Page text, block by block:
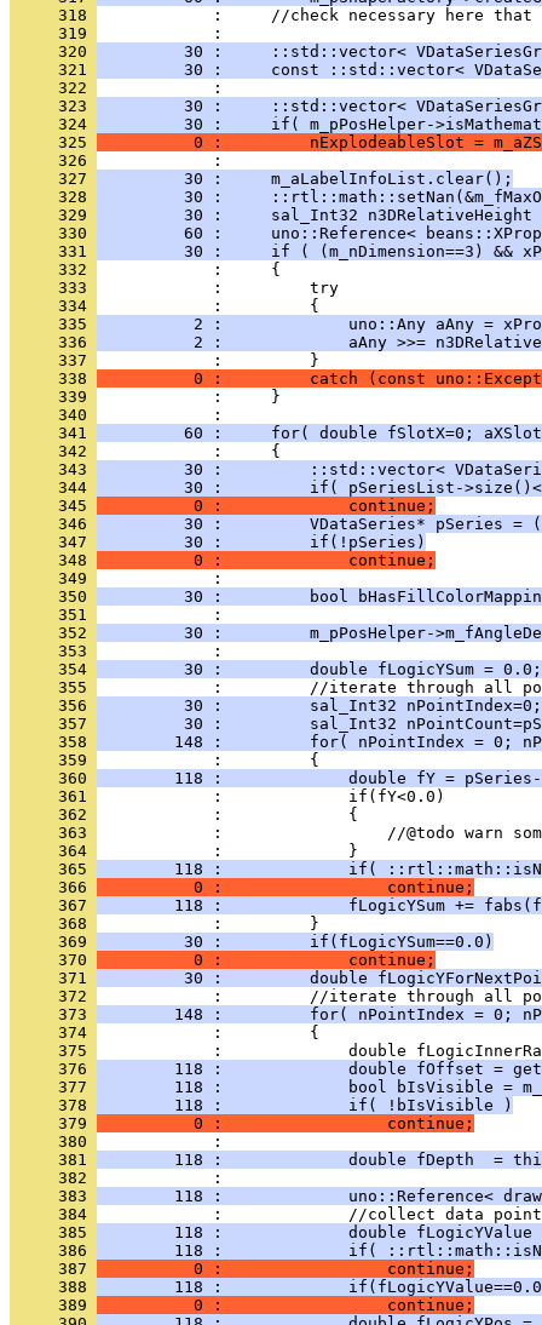
     318
     319
     320
30 :     ::std::vector<
     321
30 :     const ::std::vector<
     322
     323
30 :     ::std::vector<
     324
30 :     if( m_pPosHelper-
     325
0 :         nExplodeableSlot =
     326
     327
         30 :     m_aLabelInfoList.clear();
     328
30 :
     329
30 :     sal_Int32 n3DRelativeHeight
     330
60 :     uno::Reference<
     331
30 :     if ( (m_nDimension==3) &&
     332
     333
     334
     335
2 :             uno::Any aAny =
     336
2 :             aAny >>=
     337
     338
0 :         catch (const
     339
     340
     341
60 :     for( double fSlotX=0;
     342
     343
30 :         ::std::vector<
     344
30 :         if( pSeriesList-
     345
          0 :             continue;
     346
30 :         VDataSeries* pSeries =
     347
         30 :         if(!pSeries)
     348
          0 :             continue;
     349
     350
30 :         bool
     351
     352
30 :         m_pPosHelper-
     353
     354
         30 :         double fLogicYSum = 0.0;
     355
     356
         30 :         sal_Int32 nPointIndex=0;
     357
30 :         sal_Int32
     358
148 :         for( nPointIndex = 0;
     359
     360
118 :             double fY =
     361
     362
     363
     364
     365
118 :             if(
     366
          0 :                 continue;
     367
118 :             fLogicYSum +=
     368
     369
         30 :         if(fLogicYSum==0.0)
     370
          0 :             continue;
     371
30 :         double
     372
     373
148 :         for( nPointIndex = 0;
     374
     375
     376
118 :             double fOffset =
     377
118 :             bool bIsVisible =
     378
        118 :             if( !bIsVisible )
     379
          0 :                 continue;
     380
     381
118 :             double fDepth  =
     382
     383
118 :             uno::Reference<
     384
     385
118 :             double
     386
118 :             if(
     387
          0 :                 continue;
     388
118 :
     389
          0 :                 continue;